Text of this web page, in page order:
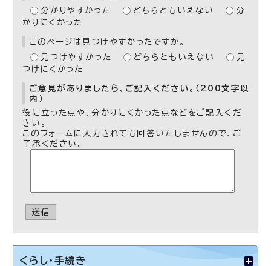
分かりやすかった
どちらともいえない
分
かりにくかった
このページは見つけやすかったですか。
見つけやすかった
どちらともいえない
見
つけにくかった
ご意見がありましたら、ご記入ください。（200文字以
内）
役に立った点や、分かりにくかった点などをご記入くだ
さい。
このフォームに入力されても回答いたしませんので、ご
了承ください。
送信
くらし・手続き